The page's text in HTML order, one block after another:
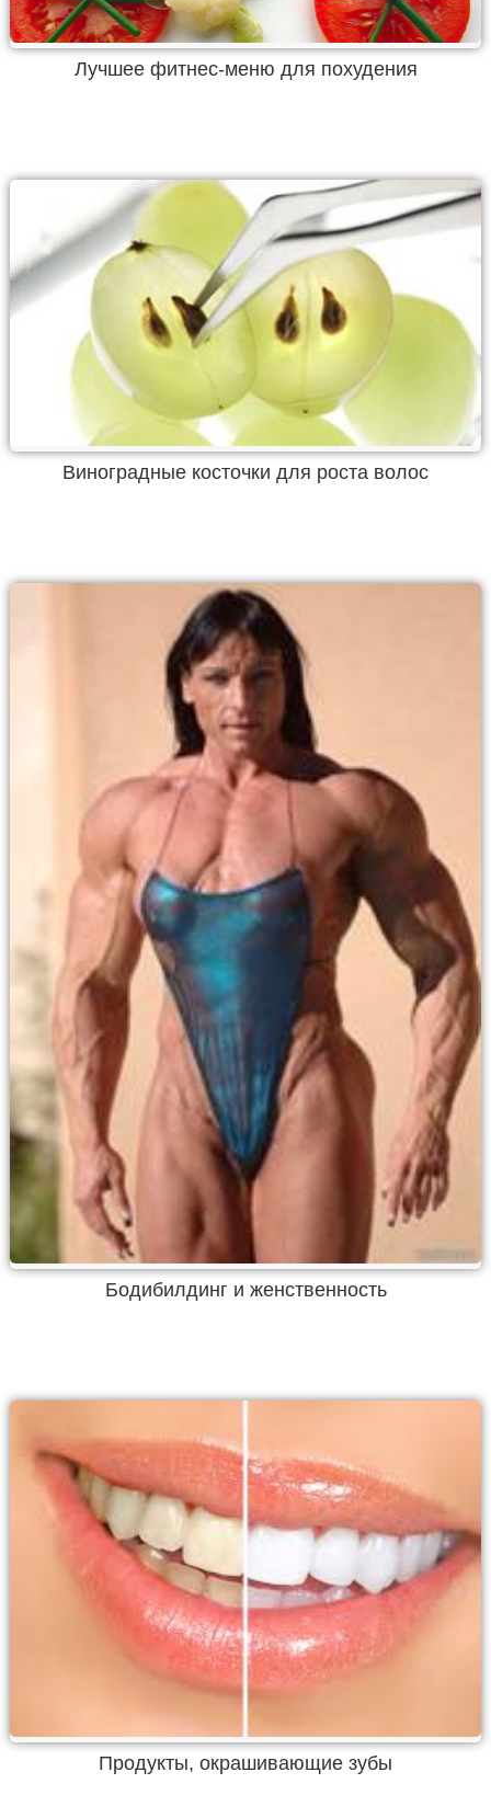
Лучшее фитнес-меню для похудения
Виноградные косточки для роста волос
Бодибилдинг и женственность
Продукты, окрашивающие зубы